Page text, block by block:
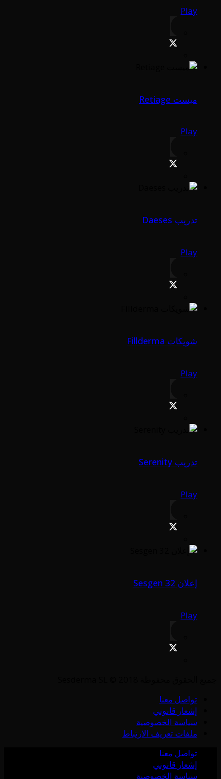
Play
ميست Retiage
Play
تدريب Daeses
Play
شويكات Fillderma
Play
تدريب Serenity
Play
إعلان Sesgen 32
Play
تواصل معنا
إشعار قانوني
سياسة الخصوصية
ملفات تعريف الارتباط
تواصل معنا
إشعار قانوني
سياسة الخصوصية